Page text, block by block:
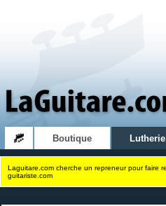
Boutique Lutherie
Laguitare.com cherche un repreneur pour faire
guitariste.com